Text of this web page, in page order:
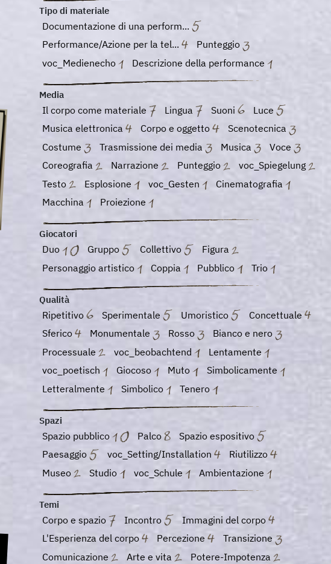
Tipo di materiale
Documentazione di una perform...
Performance/Azione per la tel...
Punteggio
voc_Medienecho
Descrizione della performance
Media
Il corpo come materiale Lingua Suoni
Luce
Musica elettronica
Corpo e oggetto
Scenotecnica
Costume
Trasmissione dei media Musica
Voce
Coreografia
Narrazione Punteggio
voc_Spiegelung
Testo
Esplosione voc_Gesten
Cinematografia
Macchina
Proiezione
Giocatori
Duo Gruppo Collettivo
Figura
Personaggio artistico
Coppia Pubblico Trio
Qualità
Ripetitivo Sperimentale Umoristico
Concettuale
Sferico
Monumentale Rosso
Bianco e nero
Processuale
voc_beobachtend
Lentamente
voc_poetisch
Giocoso Muto
Simbolicamente
Letteralmente
Simbolico Tenero
Spazi
Spazio pubblico Palco
Spazio espositivo
Paesaggio
voc_Setting/Installation
Riutilizzo
Museo
Studio voc_Schule Ambientazione
Temi
Corpo e spazio Incontro
Immagini del corpo
L'Esperienza del corpo
Percezione
Transizione
Comunicazione
Arte e vita
Potere-Impotenza